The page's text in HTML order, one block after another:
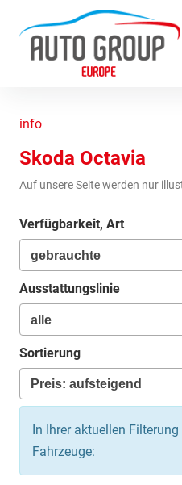
info
Skoda Octavia
Auf unsere Seite werden nur
Verfügbarkeit, Art
Ausstattungslinie
Sortierung
In Ihrer aktuellen
Fahrzeuge: